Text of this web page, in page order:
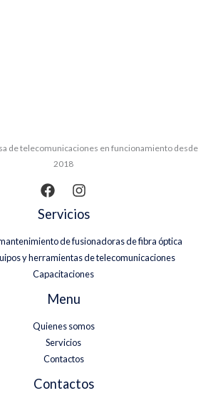
de telecomunicaciones en funcionamiento desde
2018
Servicios
de fusionadoras de fibra óptica
y herramientas de telecomunicaciones
Capacitaciones
Menu
Quienes somos
Servicios
Contactos
Contactos